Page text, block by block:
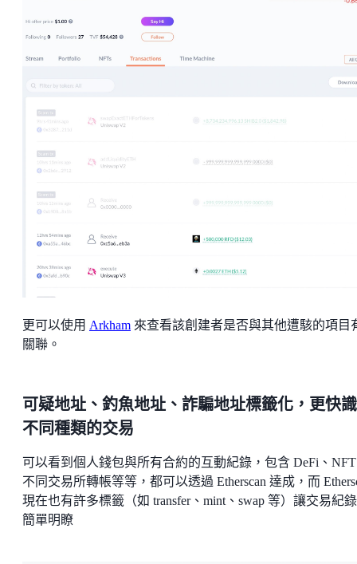
更可以使用 Arkham 來查看該創建者是否與其他遭駭的項目
關聯。
可疑地址、釣魚地址、詐騙地址標籤化，更快
不同種類的交易
可以看到個人錢包與所有合約的互動紀錄，包含 DeFi、
不同交易所轉帳等等，都可以透過 Etherscan 達成，而
現在也有許多標籤（如 transfer、mint、swap 等）讓交易紀
簡單明瞭